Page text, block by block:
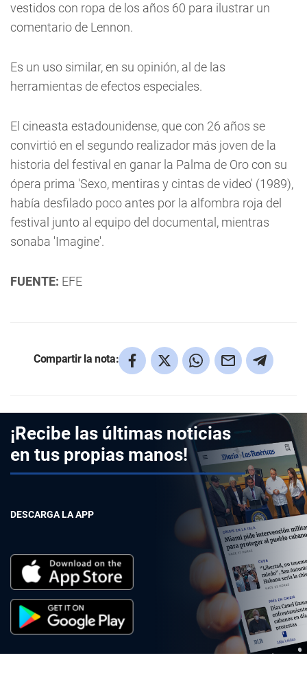
vestidos con ropa de los años 60 para ilustrar un
comentario de Lennon.
Es un uso similar, en su opinión, al de las
herramientas de efectos especiales.
El cineasta estadounidense, que con 26 años se
convirtió en el segundo realizador más joven de la
historia del festival en ganar la Palma de Oro con su
ópera prima 'Sexo, mentiras y cintas de video' (1989),
había desfilado poco antes por la alfombra roja del
festival junto al equipo del documental, mientras
sonaba 'Imagine'.
FUENTE: EFE
Compartir la nota:
¡Recibe las últimas noticias
en tus propias manos!
DESCARGA LA APP